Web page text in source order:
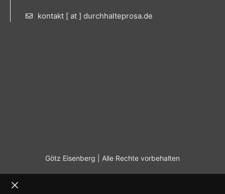
kontakt [ at ] durchhalteprosa.de
Götz Eisenberg | Alle Rechte vorbehalten